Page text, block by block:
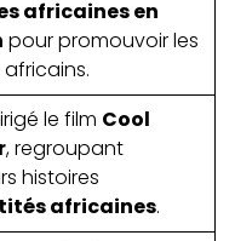
africaines en
pour promouvoir les
le film Cool
, regroupant
histoires
africaines.